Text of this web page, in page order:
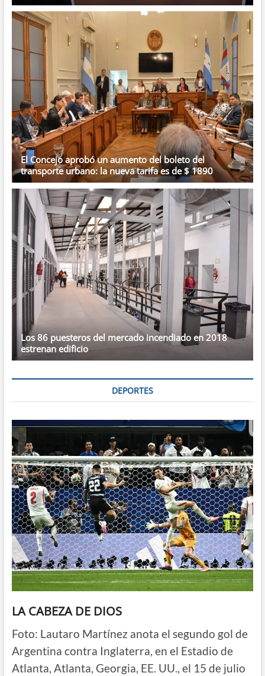
El Concejo aprobó un aumento del boleto del
transporte urbano: la nueva tarifa es de $ 1890
Los 86 puesteros del mercado incendiado en 2018
estrenan edificio
DEPORTES
LA CABEZA DE DIOS
Foto: Lautaro Martínez anota el segundo gol de
Argentina contra Inglaterra, en el Estadio de
Atlanta, Atlanta, Georgia, EE. UU., el 15 de julio